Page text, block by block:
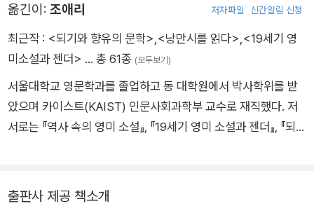
지는 정신 질환으로 고통받다가 1941년 3월 이른 아침 강가로 나
가 스스로 생을 마감했다. 제임스 조이스, 마르셀 프루스트 등과
함께 20세기 모더니즘 문학의 거장으로 손꼽히는 버지니아 울프
는, 오늘날 영문학의 기념비적 작가이자 페미니즘 비평의 선구자
로 평가받는다.
문학연구의 모색』(공역), 『스토리텔링의 이론, 영화와 디지털을
만나다』(공역), 『젠더란 무엇인가』(공역), 『대중문화는 어떻게 여
성을 만들어내는가』(공역) 등이 있다.
옮긴이: 조애리 저자파일 신간알림 신청
최근작 : <되기와 향유의 문학> <낭만시를 읽다> <19세기 영
미소설과 젠더> … 총 61종 (모두보기)
서울대학교 영문학과를 졸업하고 동 대학원에서 박사학위를 받
았으며 카이스트(KAIST) 인문사회과학부 교수로 재직했다. 저
서로는 『역사 속의 영미 소설』, 『19세기 영미 소설과 젠더』, 『되기
포 시선집』, 『윌리엄 블레이크 시선집』, 『문화 코드, 어떻게 읽을
출판사 제공 책소개